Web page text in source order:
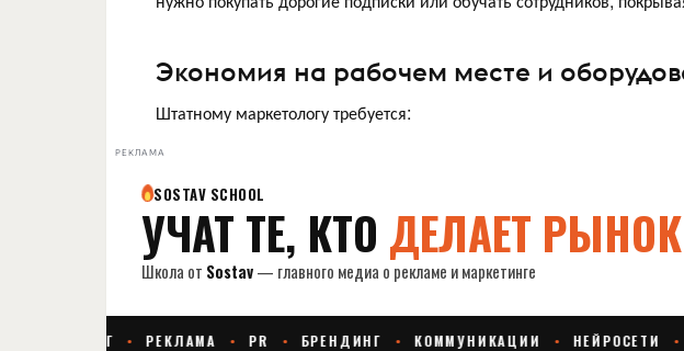
Экономия на рабочем месте и
Штатному маркетологу требуется:
РЕКЛАМА